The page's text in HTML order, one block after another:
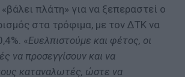
πλάτη» για να ξεπεραστεί ο
στα τρόφιμα, με τον ΔΤΚ να
«Ευελπιστούμε και φέτος, οι
να προσεγγίσουν και να
καταναλωτές, ώστε να